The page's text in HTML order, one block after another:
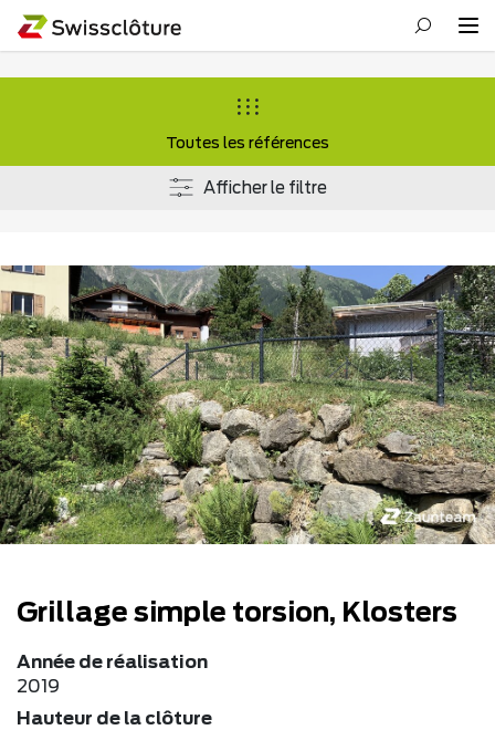
Toutes les références
Afficher le filtre
Grillage simple torsion, Klosters
Année de réalisation
2019
Hauteur de la clôture